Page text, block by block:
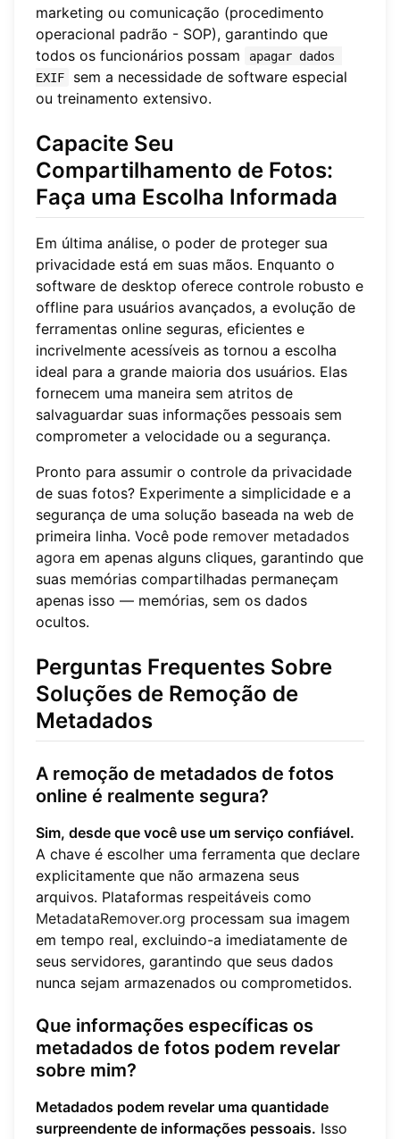
marketing ou comunicação (procedimento
operacional padrão - SOP), garantindo que
todos os funcionários possam
apagar dados
EXIF
sem a necessidade de software especial
ou treinamento extensivo.
Capacite Seu
Compartilhamento de Fotos:
Faça uma Escolha Informada
Em última análise, o poder de proteger sua
privacidade está em suas mãos. Enquanto o
software de desktop oferece controle robusto e
offline para usuários avançados, a evolução de
ferramentas online seguras, eficientes e
incrivelmente acessíveis as tornou a escolha
ideal para a grande maioria dos usuários. Elas
fornecem uma maneira sem atritos de
salvaguardar suas informações pessoais sem
comprometer a velocidade ou a segurança.
Pronto para assumir o controle da privacidade
de suas fotos? Experimente a simplicidade e a
segurança de uma solução baseada na web de
primeira linha. Você pode remover metadados
agora em apenas alguns cliques, garantindo que
suas memórias compartilhadas permaneçam
apenas isso — memórias, sem os dados
ocultos.
Perguntas Frequentes Sobre
Soluções de Remoção de
Metadados
A remoção de metadados de fotos
online é realmente segura?
Sim, desde que você use um serviço confiável.
A chave é escolher uma ferramenta que declare
explicitamente que não armazena seus
arquivos. Plataformas respeitáveis como
MetadataRemover.org processam sua imagem
em tempo real, excluindo-a imediatamente de
seus servidores, garantindo que seus dados
nunca sejam armazenados ou comprometidos.
Que informações específicas os
metadados de fotos podem revelar
sobre mim?
Metadados podem revelar uma quantidade
surpreendente de informações pessoais. Isso